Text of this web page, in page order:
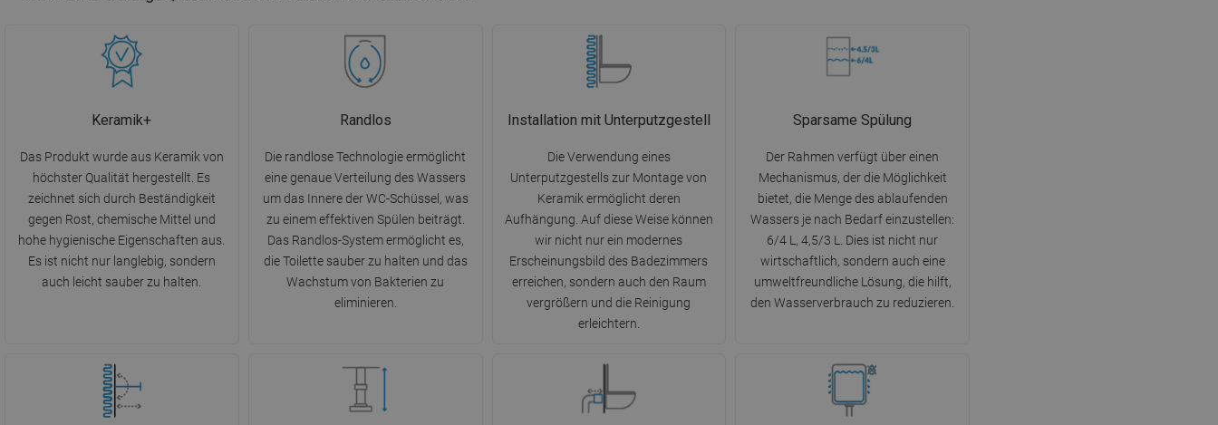
Keramik+
Das Produkt wurde aus Keramik von
höchster Qualität hergestellt. Es
zeichnet sich durch Beständigkeit
gegen Rost, chemische Mittel und
hohe hygienische Eigenschaften aus.
Es ist nicht nur langlebig, sondern
auch leicht sauber zu halten.
Randlos
Die randlose Technologie ermöglicht
eine genaue Verteilung des Wassers
um das Innere der WC-Schüssel, was
zu einem effektiven Spülen beiträgt.
Das Randlos-System ermöglicht es,
die Toilette sauber zu halten und das
Wachstum von Bakterien zu
eliminieren.
Installation mit Unterputzgestell
Die Verwendung eines
Unterputzgestells zur Montage von
Keramik ermöglicht deren
Aufhängung. Auf diese Weise können
wir nicht nur ein modernes
Erscheinungsbild des Badezimmers
erreichen, sondern auch den Raum
vergrößern und die Reinigung
erleichtern.
Sparsame Spülung
Der Rahmen verfügt über einen
Mechanismus, der die Möglichkeit
bietet, die Menge des ablaufenden
Wassers je nach Bedarf einzustellen:
6/4 L, 4,5/3 L. Dies ist nicht nur
wirtschaftlich, sondern auch eine
umweltfreundliche Lösung, die hilft,
den Wasserverbrauch zu reduzieren.